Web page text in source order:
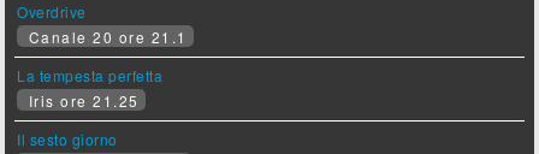
Overdrive
Canale 20 ore 21.1
La tempesta perfetta
Iris ore 21.25
Il sesto giorno